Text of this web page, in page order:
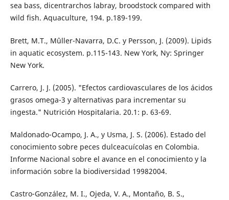
sea bass, dicentrarchos labray, broodstock compared with
wild fish. Aquaculture, 194. p.189-199.
Brett, M.T., Mûller-Navarra, D.C. y Persson, J. (2009). Lipids
in aquatic ecosystem. p.115-143. New York, Ny: Springer
New York.
Carrero, J. J. (2005). "Efectos cardiovasculares de los ácidos
grasos omega-3 y alternativas para incrementar su
ingesta." Nutrición Hospitalaria. 20.1: p. 63-69.
Maldonado-Ocampo, J. A., y Usma, J. S. (2006). Estado del
conocimiento sobre peces dulceacuícolas en Colombia.
Informe Nacional sobre el avance en el conocimiento y la
información sobre la biodiversidad 19982004.
Castro-González, M. I., Ojeda, V. A., Montaño, B. S.,